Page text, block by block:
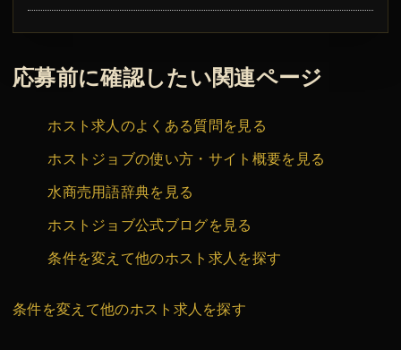
応募前に確認したい関連ページ
ホスト求人のよくある質問を見る
ホストジョブの使い方・サイト概要を見る
水商売用語辞典を見る
ホストジョブ公式ブログを見る
条件を変えて他のホスト求人を探す
条件を変えて他のホスト求人を探す